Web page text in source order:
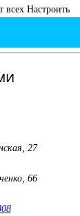
всех Настроить
27
66